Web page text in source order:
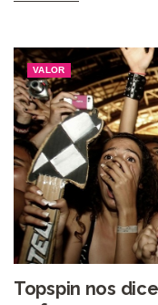
VALOR
Topspin nos